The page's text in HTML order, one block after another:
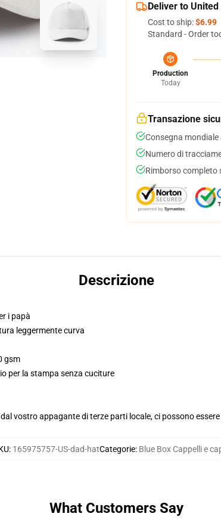
Deliver to
Cost to ship:$6.99
Standard - Order
Production
Today
Transazione
Consegna mondiale
Numero di
Rimborso completo
Descrizione
i papà
leggermente curva
gsm
per la stampa senza cuciture
vostro appagante di terze parti locale, ci possono
: 165975757-US-dad-hatCategorie: Blue Box Cappelli e
What Customers Say